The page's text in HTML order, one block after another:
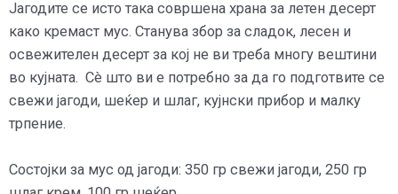
Јагодите се исто така совршена храна за летен десерт
како кремаст мус. Станува збор за сладок, лесен и
освежителен десерт за кој не ви треба многу вештини
во кујната. Сè што ви е потребно за да го подготвите се
свежи јагоди, шеќер и шлаг, кујнски прибор и малку
трпение.
Состојки за мус од јагоди: 350 гр свежи јагоди, 250 гр